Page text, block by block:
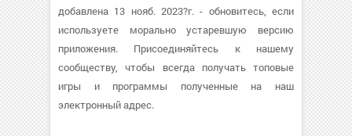
добавлена 13 нояб. 2023?г. - обновитесь, если
используете морально устаревшую версию
приложения. Присоединяйтесь к нашему
сообществу, чтобы всегда получать топовые
игры и программы полученные на наш
электронный адрес.